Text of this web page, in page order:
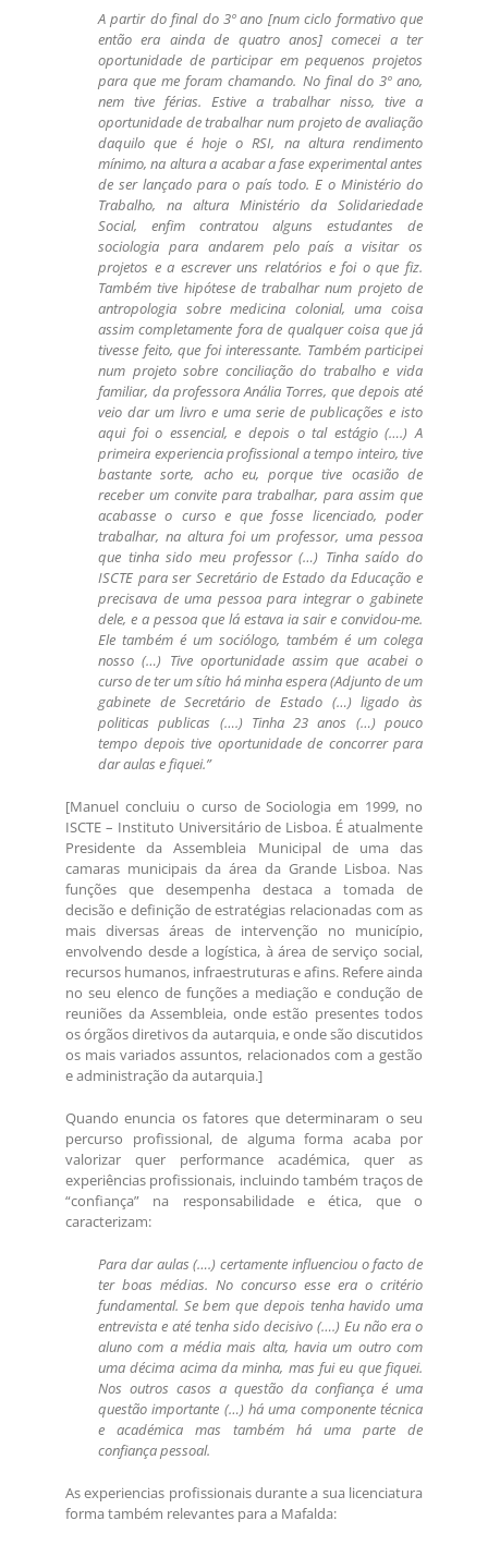
A partir do final do 3º ano [num ciclo formativo que
então era ainda de quatro anos] comecei a ter
oportunidade de participar em pequenos projetos
para que me foram chamando. No final do 3º ano,
nem tive férias. Estive a trabalhar nisso, tive a
oportunidade de trabalhar num projeto de avaliação
daquilo que é hoje o RSI, na altura rendimento
mínimo, na altura a acabar a fase experimental antes
de ser lançado para o país todo. E o Ministério do
Trabalho, na altura Ministério da Solidariedade
Social, enfim contratou alguns estudantes de
sociologia para andarem pelo país a visitar os
projetos e a escrever uns relatórios e foi o que fiz.
Também tive hipótese de trabalhar num projeto de
antropologia sobre medicina colonial, uma coisa
assim completamente fora de qualquer coisa que já
tivesse feito, que foi interessante. Também participei
num projeto sobre conciliação do trabalho e vida
familiar, da professora Anália Torres, que depois até
veio dar um livro e uma serie de publicações e isto
aqui foi o essencial, e depois o tal estágio (….) A
primeira experiencia profissional a tempo inteiro, tive
bastante sorte, acho eu, porque tive ocasião de
receber um convite para trabalhar, para assim que
acabasse o curso e que fosse licenciado, poder
trabalhar, na altura foi um professor, uma pessoa
que tinha sido meu professor (…) Tinha saído do
ISCTE para ser Secretário de Estado da Educação e
precisava de uma pessoa para integrar o gabinete
dele, e a pessoa que lá estava ia sair e convidou-me.
Ele também é um sociólogo, também é um colega
nosso (…) Tive oportunidade assim que acabei o
curso de ter um sítio há minha espera (Adjunto de um
gabinete de Secretário de Estado (…) ligado às
politicas publicas (….) Tinha 23 anos (…) pouco
tempo depois tive oportunidade de concorrer para
dar aulas e fiquei.”
[Manuel concluiu o curso de Sociologia em 1999, no
ISCTE – Instituto Universitário de Lisboa. É atualmente
Presidente da Assembleia Municipal de uma das
camaras municipais da área da Grande Lisboa. Nas
funções que desempenha destaca a tomada de
decisão e definição de estratégias relacionadas com as
mais diversas áreas de intervenção no município,
envolvendo desde a logística, à área de serviço social,
recursos humanos, infraestruturas e afins. Refere ainda
no seu elenco de funções a mediação e condução de
reuniões da Assembleia, onde estão presentes todos
os órgãos diretivos da autarquia, e onde são discutidos
os mais variados assuntos, relacionados com a gestão
e administração da autarquia.]
Quando enuncia os fatores que determinaram o seu
percurso profissional, de alguma forma acaba por
valorizar quer performance académica, quer as
experiências profissionais, incluindo também traços de
“confiança” na responsabilidade e ética, que o
caracterizam:
Para dar aulas (….) certamente influenciou o facto de
ter boas médias. No concurso esse era o critério
fundamental. Se bem que depois tenha havido uma
entrevista e até tenha sido decisivo (….) Eu não era o
aluno com a média mais alta, havia um outro com
uma décima acima da minha, mas fui eu que fiquei.
Nos outros casos a questão da confiança é uma
questão importante (…) há uma componente técnica
e académica mas também há uma parte de
confiança pessoal.
As experiencias profissionais durante a sua licenciatura
forma também relevantes para a Mafalda: